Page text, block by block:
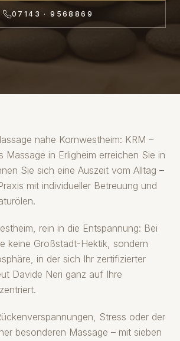
07143 · 9568869
nahe Kornwestheim: KRM –
Massage in Erligheim erreichen Sie in
Sie sich eine Auszeit vom Alltag –
mit individueller Betreuung und
rein in die Entspannung: Bei
keine Großstadt-Hektik, sondern
in der sich Ihr zertifizierter
Davide Neri ganz auf Ihre
Stress oder der
besonderen Massage – mit sieben